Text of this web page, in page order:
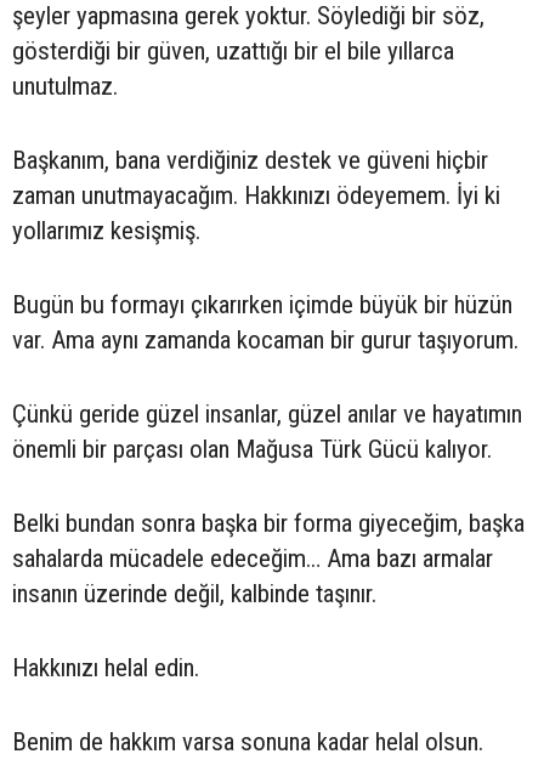
şeyler yapmasına gerek yoktur. Söylediği bir söz,
gösterdiği bir güven, uzattığı bir el bile yıllarca
unutulmaz.
Başkanım, bana verdiğiniz destek ve güveni hiçbir
zaman unutmayacağım. Hakkınızı ödeyemem. İyi ki
yollarımız kesişmiş.
Bugün bu formayı çıkarırken içimde büyük bir hüzün
var. Ama aynı zamanda kocaman bir gurur taşıyorum.
Çünkü geride güzel insanlar, güzel anılar ve hayatımın
önemli bir parçası olan Mağusa Türk Gücü kalıyor.
Belki bundan sonra başka bir forma giyeceğim, başka
sahalarda mücadele edeceğim… Ama bazı armalar
insanın üzerinde değil, kalbinde taşınır.
Hakkınızı helal edin.
Benim de hakkım varsa sonuna kadar helal olsun.